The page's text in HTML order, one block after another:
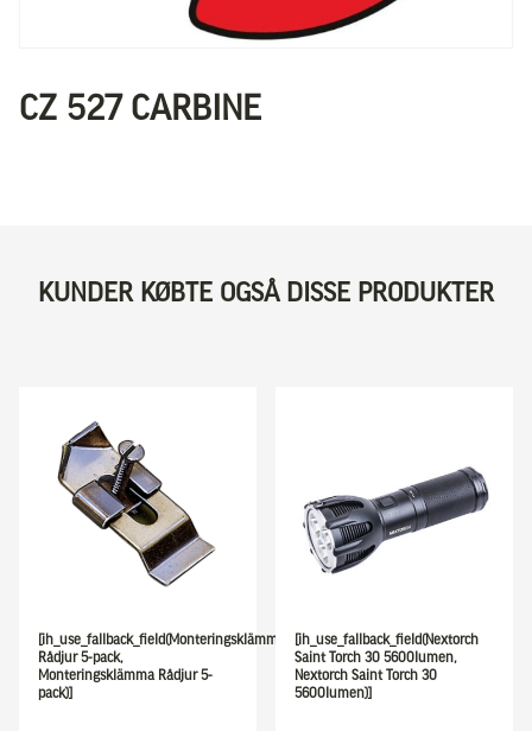
CZ 527 CARBINE
KUNDER KØBTE OGSÅ DISSE PRODUKTER
[ih_use_fallback_field(Monteringsklämma
Rådjur 5-pack,
Monteringsklämma Rådjur 5-
pack)]
[ih_use_fallback_field(Nextorch
Saint Torch 30 5600lumen,
Nextorch Saint Torch 30
5600lumen)]